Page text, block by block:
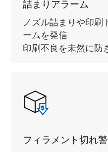
詰まりアラーム
ノズル詰まりや印刷
ームを発信
印刷不良を未然に防
フィラメント切れ